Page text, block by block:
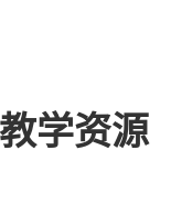
学资源